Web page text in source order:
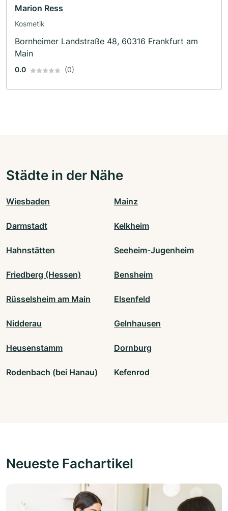
Marion Ress
Kosmetik
Bornheimer Landstraße 48, 60316 Frankfurt am
Main
0.0 (0)
Städte in der Nähe
Wiesbaden Mainz
Darmstadt Kelkheim
Hahnstätten Seeheim-Jugenheim
Friedberg (Hessen) Bensheim
Rüsselsheim am Main Elsenfeld
Nidderau Gelnhausen
Heusenstamm Dornburg
Rodenbach (bei Hanau) Kefenrod
Neueste Fachartikel